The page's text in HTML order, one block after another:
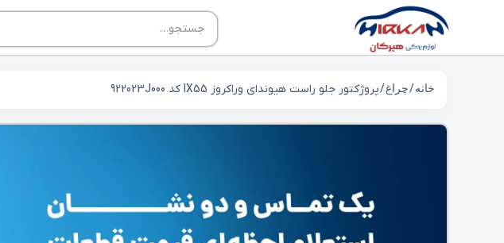
خانه/چراغ/ پروژکتور جلو راست هیوندای وراکروز IX55 کد 922023J000